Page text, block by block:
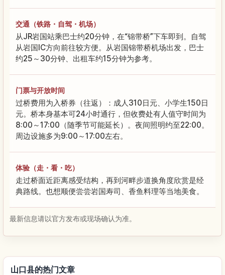
交通（铁路・自驾・机场）
从JR岩国站乘巴士约20分钟，在“锦带桥”下车即到。自驾
从岩国IC方向前往较方便。从岩国锦带桥机场出发，巴士
约25～30分钟、出租车约15分钟为参考。
门票与开放时间
过桥费用为入桥券（往返）：成人310日元、小学生150日
元。桥本身基本可24小时通行，但收费处有人值守时间为
8:00～17:00（随季节可能延长）。夜间照明约至22:00。
周边设施多为9:00～17:00左右。
体验（走・看・吃）
走过桥面近距离感受结构，再到河畔步道换角度欣赏是经
典路线。也想顺便尝尝岩国寿司、香鱼料理等当地美食。
最新信息请以官方发布或现场确认为准。
山口县的热门文章